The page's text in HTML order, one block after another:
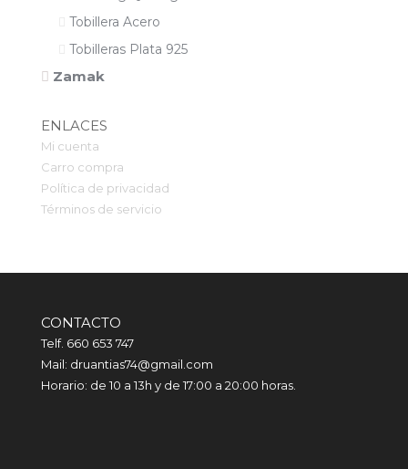
Tobillera Acero
Tobilleras Plata 925
Zamak
ENLACES
Mi cuenta
Carro compra
Política de privacidad
Términos de servicio
CONTACTO
Telf. 660 653 747
Mail: druantias74@gmail.com
Horario: de 10 a 13h y de 17:00 a 20:00 horas.